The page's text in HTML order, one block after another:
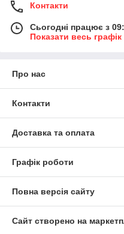
Контакти
Сьогодні працює з
Показати весь
Про нас
Контакти
Доставка та оплата
Графік роботи
Повна версія сайту
Сайт створено на